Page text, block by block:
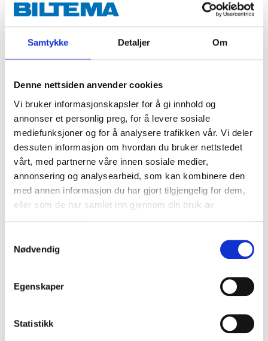
Samtykke Detaljer Om
Denne nettsiden anvender cookies
Vi bruker informasjonskapsler for å gi innhold og
annonser et personlig preg, for å levere sosiale
mediefunksjoner og for å analysere trafikken vår. Vi deler
dessuten informasjon om hvordan du bruker nettstedet
vårt, med partnerne våre innen sosiale medier,
annonsering og analysearbeid, som kan kombinere den
med annen informasjon du har gjort tilgjengelig for dem,
eller som de har samlet inn gjennom din bruk av
Nødvendig
Egenskaper
Statistikk
8990
Dekktrykk-/mønsterd
ybdemåler
15-350
Finnes på lager i66varehus
139
Minikompressor, 70 W
15-217
Finnes på lager i
66 varehus